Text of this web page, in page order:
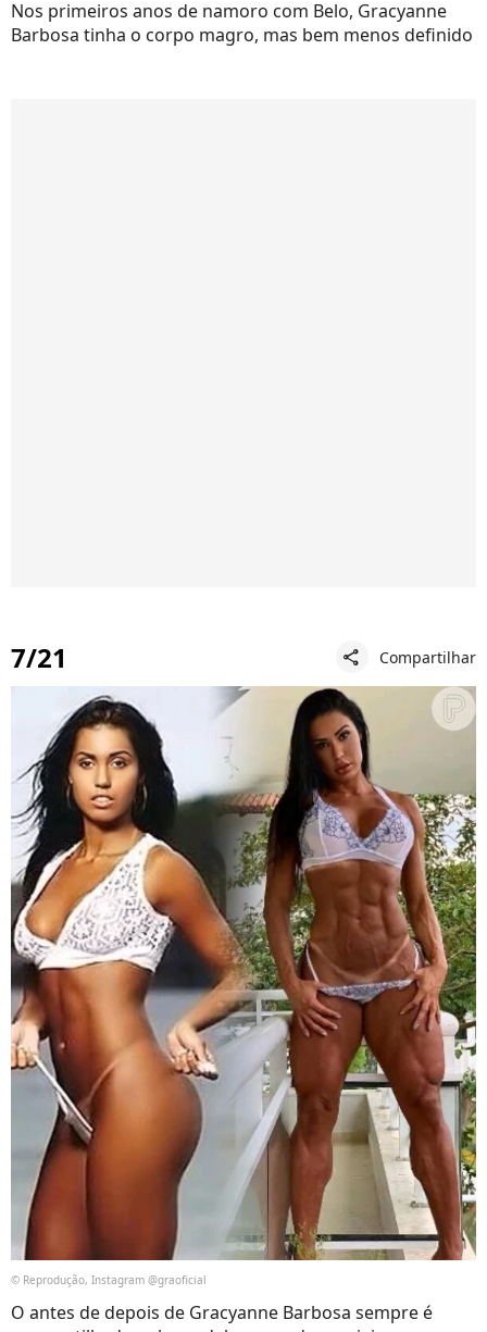
Nos primeiros anos de namoro com Belo, Gracyanne
Barbosa tinha o corpo magro, mas bem menos definido
7/21 share Compartilhar
© Reprodução, Instagram @graoficial
O antes de depois de Gracyanne Barbosa sempre é